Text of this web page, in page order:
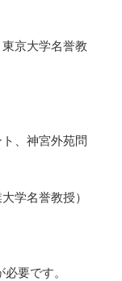
京大学名誉教
、神宮外苑問
学名誉教授）
要です。